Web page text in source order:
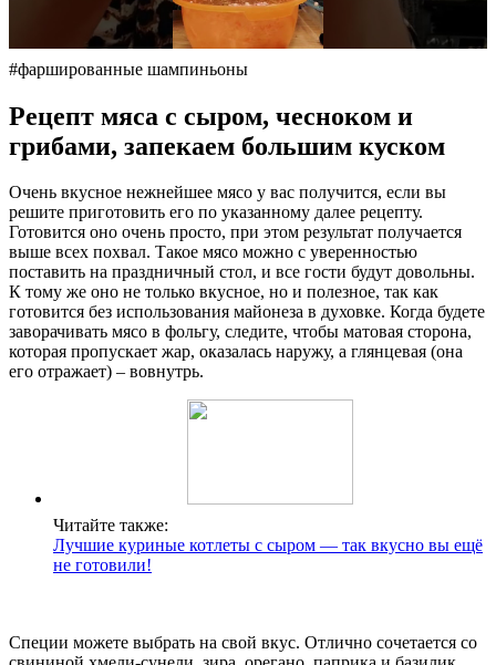
#фаршированные шампиньоны
Рецепт мяса с сыром, чесноком и
грибами, запекаем большим куском
Очень вкусное нежнейшее мясо у вас получится, если вы
решите приготовить его по указанному далее рецепту.
Готовится оно очень просто, при этом результат получается
выше всех похвал. Такое мясо можно с уверенностью
поставить на праздничный стол, и все гости будут довольны.
К тому же оно не только вкусное, но и полезное, так как
готовится без использования майонеза в духовке. Когда будете
заворачивать мясо в фольгу, следите, чтобы матовая сторона,
которая пропускает жар, оказалась наружу, а глянцевая (она
его отражает) – вовнутрь.
Читайте также:
Лучшие куриные котлеты с сыром — так вкусно вы ещё
не готовили!
Специи можете выбрать на свой вкус. Отлично сочетается со